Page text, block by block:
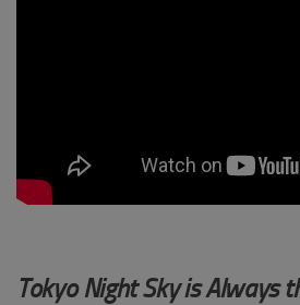
Tokyo Night Sky is Always